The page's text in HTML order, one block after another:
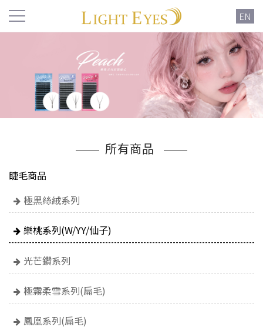
EN
所有商品
睫毛商品
極黑絲絨系列
樂桃系列(W/YY/仙子)
光芒鑽系列
極霧柔雪系列(扁毛)
鳳凰系列(扁毛)